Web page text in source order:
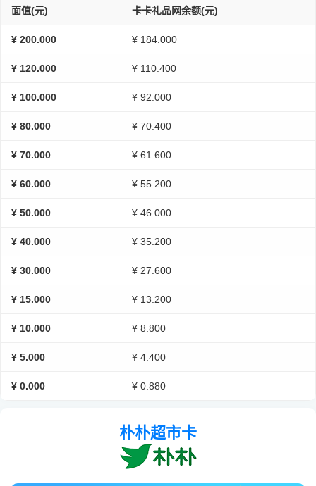
面值(元) 卡卡礼品网余额(元)
¥ 200.000 ¥ 184.000
¥ 120.000 ¥ 110.400
¥ 100.000 ¥ 92.000
¥ 80.000 ¥ 70.400
¥ 70.000 ¥ 61.600
¥ 60.000 ¥ 55.200
¥ 50.000 ¥ 46.000
¥ 40.000 ¥ 35.200
¥ 30.000 ¥ 27.600
¥ 15.000 ¥ 13.200
¥ 10.000 ¥ 8.800
¥ 5.000 ¥ 4.400
¥ 0.000 ¥ 0.880
朴朴超市卡